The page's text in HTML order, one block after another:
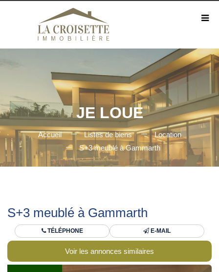
JE LOUE
Accueil Listes de biens
Location
S+3 meublé à Gammarth
S+3 meublé à Gammarth
TÉLÉPHONE E-MAIL
Voir les annonces similaires